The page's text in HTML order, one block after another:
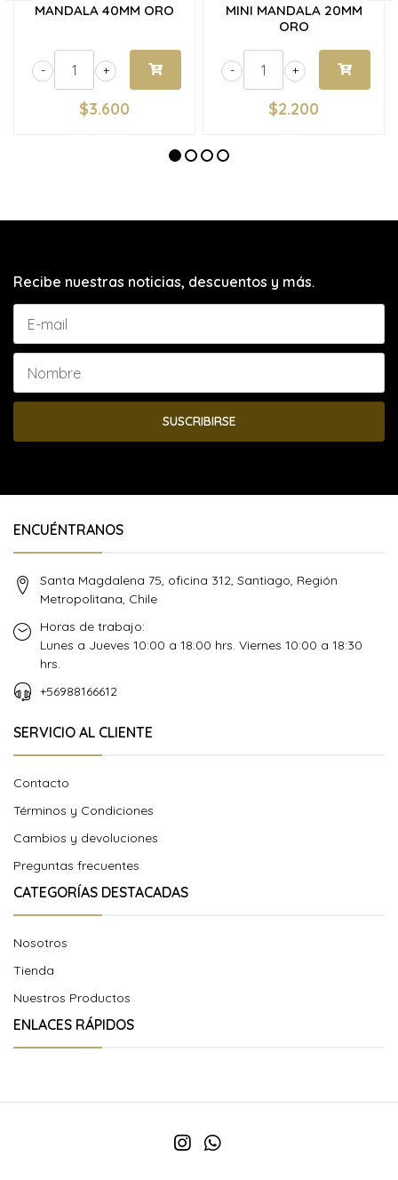
MANDALA 40MM ORO
+
-
$3.600
MINI MANDALA 20MM
ORO
+
-
$2.200
Recibe nuestras noticias, descuentos y más.
SUSCRIBIRSE
ENCUÉNTRANOS
Santa Magdalena 75, oficina 312, Santiago, Región
Metropolitana, Chile
Horas de trabajo:
Lunes a Jueves 10:00 a 18:00 hrs. Viernes 10:00 a 18:30
hrs.
+56988166612
SERVICIO AL CLIENTE
Contacto
Términos y Condiciones
Cambios y devoluciones
Preguntas frecuentes
CATEGORÍAS DESTACADAS
Nosotros
Tienda
Nuestros Productos
ENLACES RÁPIDOS